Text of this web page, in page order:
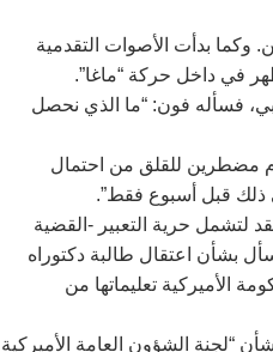
وكما بدأت الأصوات التقدمية
في داخل حركة “ماغا”.
فسأله فون: “ما الذي نحصل
مضطرين للقلق من احتمال
ذلك قبل أسبوع فقط”.
لتشمل حرية التعبير -القضية
بشأن اعتقال طالبة دكتوراه
الأميركية تعليماتها من
“لجنة الشؤون العامة الأميركية